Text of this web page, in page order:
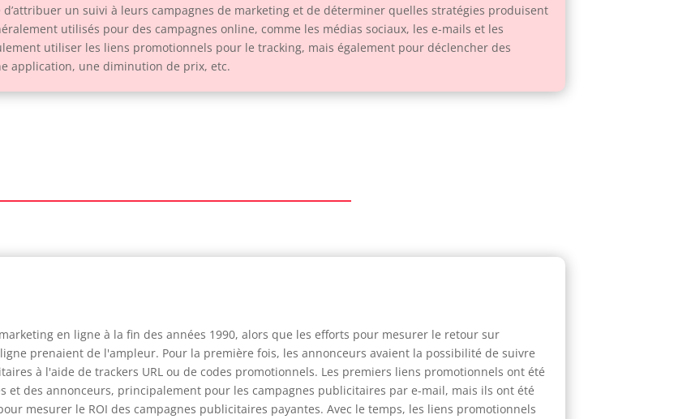
un suivi à leurs campagnes de marketing et de déterminer quelles stratégies produisent
utilisés pour des campagnes online, comme les médias sociaux, les e-mails et les
utiliser les liens promotionnels pour le tracking, mais également pour déclencher des
application, une diminution de prix, etc.
en ligne à la fin des années 1990, alors que les efforts pour mesurer le retour sur
prenaient de l'ampleur. Pour la première fois, les annonceurs avaient la possibilité de suivre
à l'aide de trackers URL ou de codes promotionnels. Les premiers liens promotionnels ont été
des annonceurs, principalement pour les campagnes publicitaires par e-mail, mais ils ont été
mesurer le ROI des campagnes publicitaires payantes. Avec le temps, les liens promotionnels